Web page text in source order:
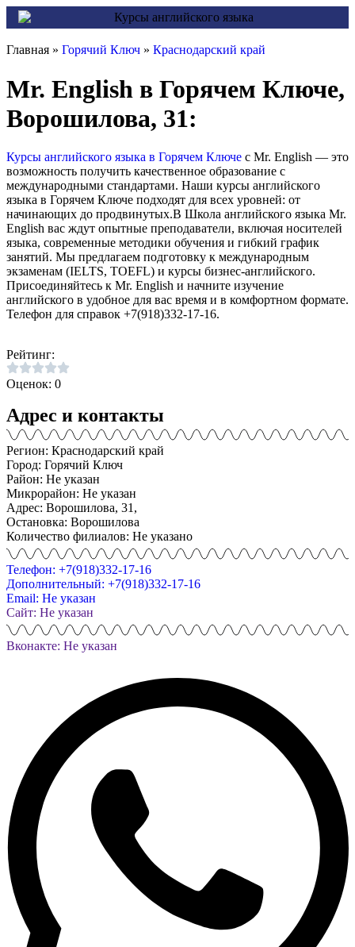
Главная » Горячий Ключ » Краснодарский край
Mr. English в Горячем Ключе,
Ворошилова, 31:
Курсы английского языка в Горячем Ключе с Mr. English — это
возможность получить качественное образование с
международными стандартами. Наши курсы английского
языка в Горячем Ключе подходят для всех уровней: от
начинающих до продвинутых.В Школа английского языка Mr.
English вас ждут опытные преподаватели, включая носителей
языка, современные методики обучения и гибкий график
занятий. Мы предлагаем подготовку к международным
экзаменам (IELTS, TOEFL) и курсы бизнес-английского.
Присоединяйтесь к Mr. English и начните изучение
английского в удобное для вас время и в комфортном формате.
Телефон для справок +7(918)332-17-16.
Рейтинг:
Оценок: 0
Адрес и контакты
Регион: Краснодарский край
Город: Горячий Ключ
Район: Не указан
Микрорайон: Не указан
Адрес: Ворошилова, 31,
Остановка: Ворошилова
Количество филиалов: Не указано
Телефон: +7(918)332-17-16
Дополнительный: +7(918)332-17-16
Email: Не указан
Сайт: Не указан
Вконакте: Не указан